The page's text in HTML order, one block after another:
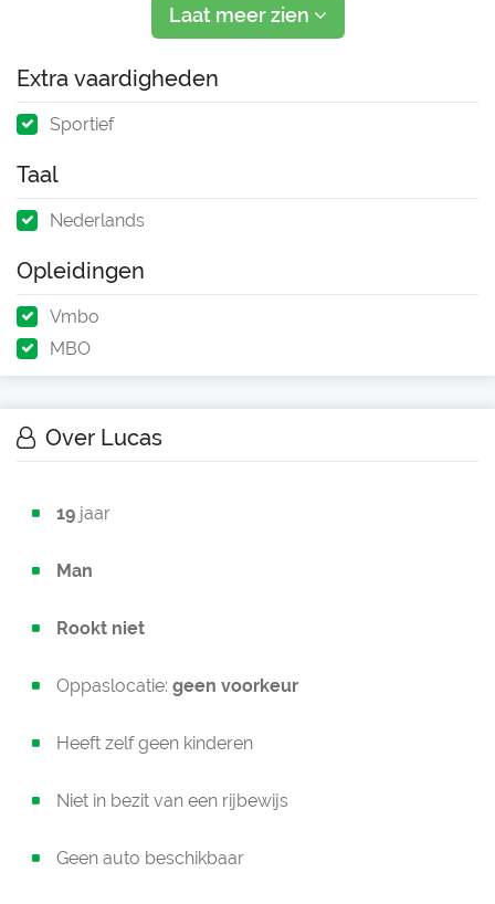
Laat meer zien
Extra vaardigheden
Sportief
Taal
Nederlands
Opleidingen
Vmbo
MBO
Over Lucas
19 jaar
Man
Rookt niet
Oppaslocatie: geen voorkeur
Heeft zelf geen kinderen
Niet in bezit van een rijbewijs
Geen auto beschikbaar